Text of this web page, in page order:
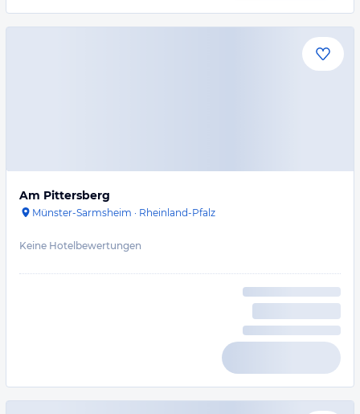
Am Pittersberg
Münster-Sarmsheim · Rheinland-Pfalz
Keine Hotelbewertungen